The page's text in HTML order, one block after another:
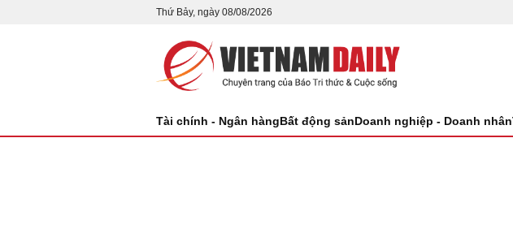
Thứ Bảy, ngày 08/08/2026
Tài chính - Ngân hàngBất động sảnDoanh nghiệp - Doanh nhân